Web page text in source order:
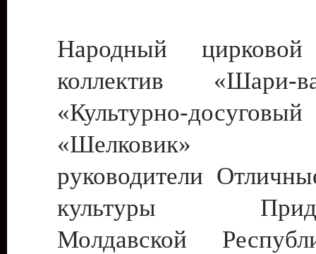
Народный цирковой
коллектив
«Культурно-
«Шелковик»
руководители
культуры
Молдавской